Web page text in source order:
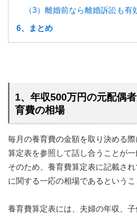
（3）離婚前なら離婚訴訟も有
6、まとめ
1、年収500万円の元配偶
育費の相場
毎月の養育費の金額を取り決める
算定表を参照して話し合うことが一
そのため、養育費算定表に記載さ
に関する一応の相場であるというこ
養育費算定表には、夫婦の年収、